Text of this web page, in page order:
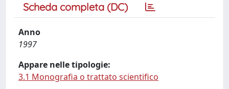
Scheda completa (DC)
Anno
1997
Appare nelle tipologie:
3.1 Monografia o trattato scientifico